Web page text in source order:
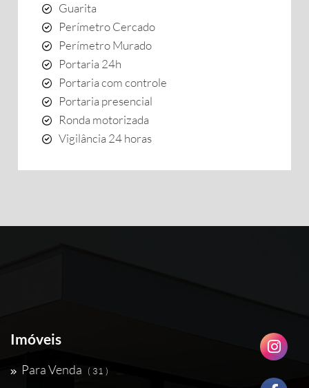
Guarita
Perímetro Cercado
Perímetro Murado
Portaria 24h
Portaria com controle
Portaria presencial
Ronda motorizada
Vigilância 24 horas
Imóveis
Para Venda ( 31 )